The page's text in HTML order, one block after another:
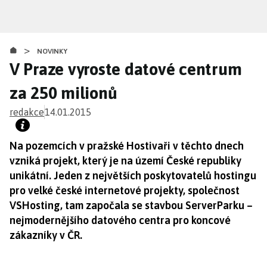
obsahu
> NOVINKY
V Praze vyroste datové centrum
za 250 milionů
redakce14.01.2015
Na pozemcích v pražské Hostivaři v těchto dnech
vzniká projekt, který je na území České republiky
unikátní. Jeden z největších poskytovatelů hostingu
pro velké české internetové projekty, společnost
VSHosting, tam započala se stavbou ServerParku –
nejmodernějšího datového centra pro koncové
zákazníky v ČR.